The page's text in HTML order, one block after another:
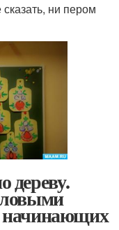
ни пером
дереву.
начинающих